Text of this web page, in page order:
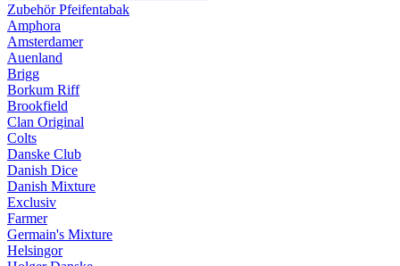
Zubehör Pfeifentabak
Amphora
Amsterdamer
Auenland
Brigg
Borkum Riff
Brookfield
Clan Original
Colts
Danske Club
Danish Dice
Danish Mixture
Exclusiv
Farmer
Germain's Mixture
Helsingor